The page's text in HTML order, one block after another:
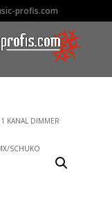
profis.com
KANAL DIMMER